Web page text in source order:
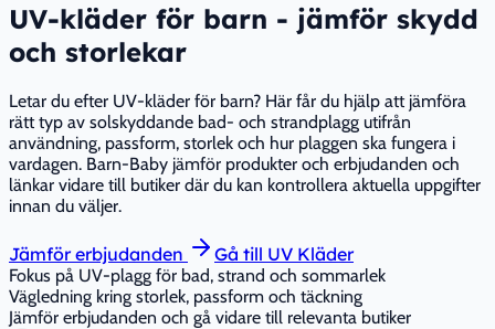
UV-kläder för barn - jämför skydd
och storlekar
Letar du efter UV-kläder för barn? Här får du hjälp att jämföra
rätt typ av solskyddande bad- och strandplagg utifrån
användning, passform, storlek och hur plaggen ska fungera i
vardagen. Barn-Baby jämför produkter och erbjudanden och
länkar vidare till butiker där du kan kontrollera aktuella uppgifter
innan du väljer.
Jämför erbjudanden Gå till UV Kläder
Fokus på UV-plagg för bad, strand och sommarlek
Vägledning kring storlek, passform och täckning
Jämför erbjudanden och gå vidare till relevanta butiker